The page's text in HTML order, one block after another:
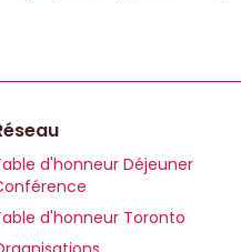
d'honneur Déjeuner
d'honneur Toronto